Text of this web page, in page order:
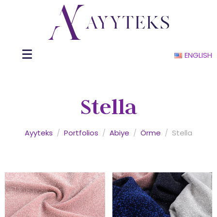
ENGLISH
Stella
Ayyteks / Portfolios / Abiye / Örme / Stella